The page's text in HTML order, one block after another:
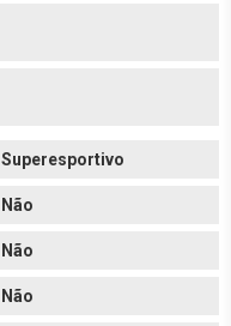
Superesportivo
Não
Não
Não